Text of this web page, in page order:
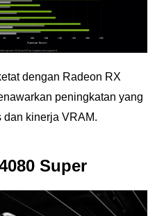
dengan Radeon RX
peningkatan yang
kinerja VRAM.
Super